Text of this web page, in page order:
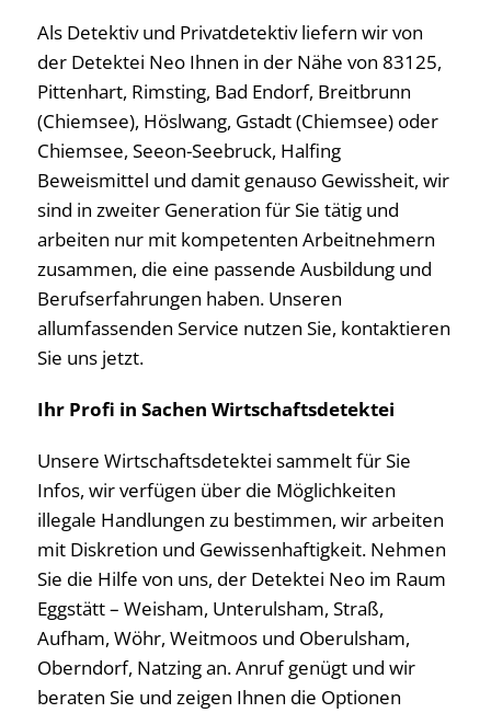
Als Detektiv und Privatdetektiv liefern wir von
der Detektei Neo Ihnen in der Nähe von 83125,
Pittenhart, Rimsting, Bad Endorf, Breitbrunn
(Chiemsee), Höslwang, Gstadt (Chiemsee) oder
Chiemsee, Seeon-Seebruck, Halfing
Beweismittel und damit genauso Gewissheit, wir
sind in zweiter Generation für Sie tätig und
arbeiten nur mit kompetenten Arbeitnehmern
zusammen, die eine passende Ausbildung und
Berufserfahrungen haben. Unseren
allumfassenden Service nutzen Sie, kontaktieren
Sie uns jetzt.
Ihr Profi in Sachen Wirtschaftsdetektei
Unsere Wirtschaftsdetektei sammelt für Sie
Infos, wir verfügen über die Möglichkeiten
illegale Handlungen zu bestimmen, wir arbeiten
mit Diskretion und Gewissenhaftigkeit. Nehmen
Sie die Hilfe von uns, der Detektei Neo im Raum
Eggstätt – Weisham, Unterulsham, Straß,
Aufham, Wöhr, Weitmoos und Oberulsham,
Oberndorf, Natzing an. Anruf genügt und wir
beraten Sie und zeigen Ihnen die Optionen